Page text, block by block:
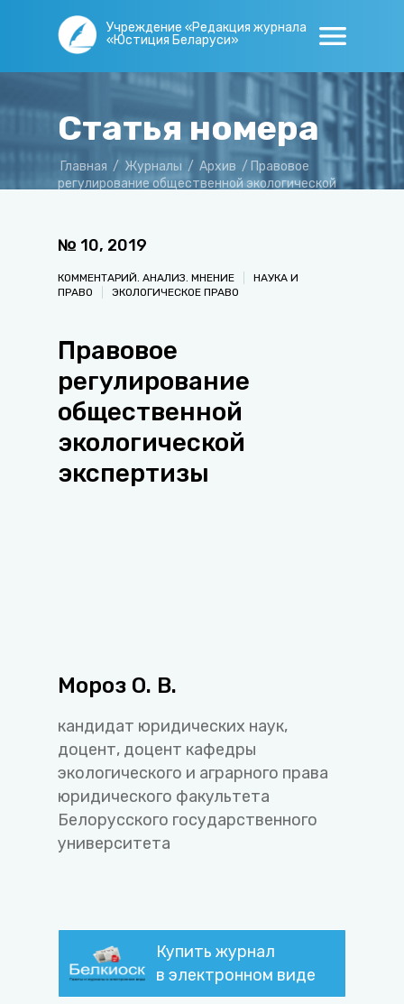
Учреждение «Редакция журнала
«Юстиция Беларуси»
Статья номера
Главная / Журналы / Архив / Правовое
регулирование общественной экологической
№ 10, 2019
КОММЕНТАРИЙ. АНАЛИЗ. МНЕНИЕ
НАУКА И
ПРАВО
ЭКОЛОГИЧЕСКОЕ ПРАВО
Правовое
регулирование
общественной
экологической
экспертизы
Мороз О. В.
кандидат юридических наук,
доцент, доцент кафедры
экологического и аграрного права
юридического факультета
Белорусского государственного
университета
Купить журнал
в электронном виде